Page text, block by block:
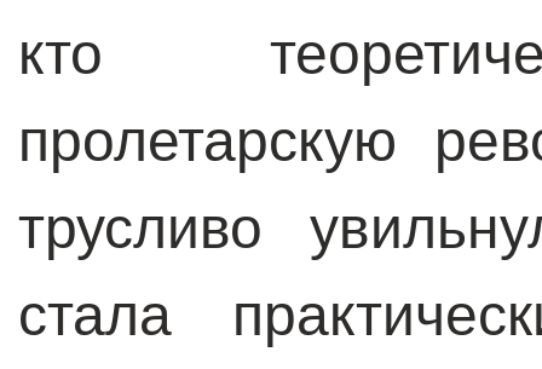
кто
пролетарскую
трусливо
стала